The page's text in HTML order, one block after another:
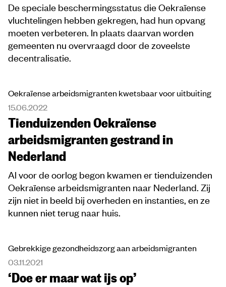
De speciale beschermingsstatus die Oekraïense
vluchtelingen hebben gekregen, had hun opvang
moeten verbeteren. In plaats daarvan worden
gemeenten nu overvraagd door de zoveelste
decentralisatie.
Oekraïense arbeidsmigranten kwetsbaar voor uitbuiting
15.06.2022
Tienduizenden Oekraïense
arbeidsmigranten gestrand in
Nederland
Al voor de oorlog begon kwamen er tienduizenden
Oekraïense arbeidsmigranten naar Nederland. Zij
zijn niet in beeld bij overheden en instanties, en ze
kunnen niet terug naar huis.
Gebrekkige gezondheidszorg aan arbeidsmigranten
03.11.2021
‘Doe er maar wat ijs op’